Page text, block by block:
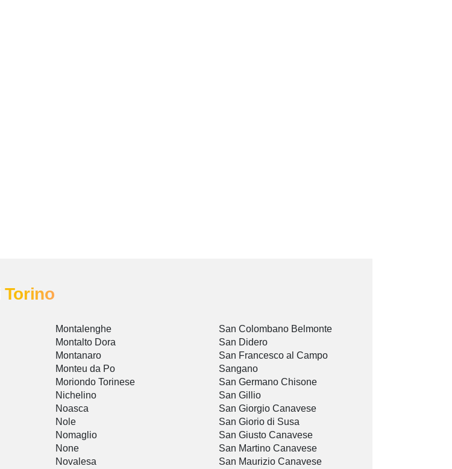
Torino
Montalenghe
Montalto Dora
Montanaro
Monteu da Po
Moriondo Torinese
Nichelino
Noasca
Nole
Nomaglio
None
Novalesa
San Colombano Belmonte
San Didero
San Francesco al Campo
Sangano
San Germano Chisone
San Gillio
San Giorgio Canavese
San Giorio di Susa
San Giusto Canavese
San Martino Canavese
San Maurizio Canavese